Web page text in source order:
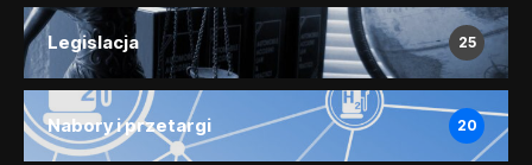
Legislacja 25
Nabory i przetargi 20